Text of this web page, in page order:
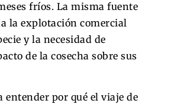
fríos. La misma fuente
la explotación comercial
y la necesidad de
de la cosecha sobre sus
entender por qué el viaje de